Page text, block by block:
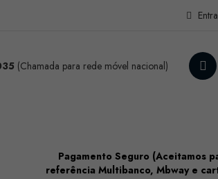
(Chamada para rede móvel nacional)
Pagamento Seguro (Aceitamos
referência Multibanco, Mbway e